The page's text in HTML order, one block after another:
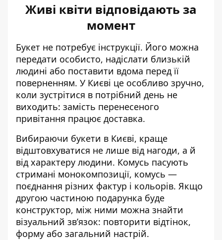
Живі квіти відповідають за
момент
Букет не потребує інструкції. Його можна
передати особисто, надіслати близькій
людині або поставити вдома перед її
поверненням. У Києві це особливо зручно,
коли зустрітися в потрібний день не
виходить: замість перенесеного
привітання працює доставка.
Вибираючи букети в Києві, краще
відштовхуватися не лише від нагоди, а й
від характеру людини. Комусь пасують
стримані монокомпозиції, комусь —
поєднання різних фактур і кольорів. Якщо
другою частиною подарунка буде
конструктор, між ними можна знайти
візуальний зв’язок: повторити відтінок,
форму або загальний настрій.